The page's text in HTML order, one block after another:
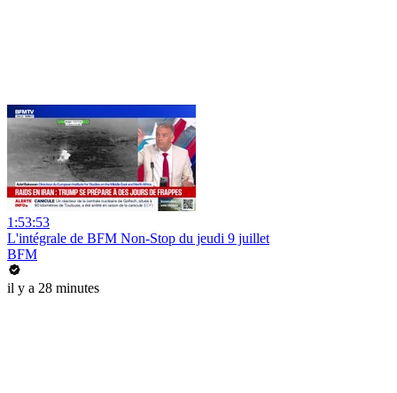
1:53:53
L'intégrale de BFM Non-Stop du jeudi 9 juillet
BFM
il y a 28 minutes